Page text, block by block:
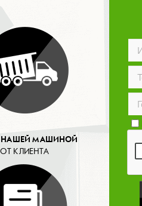
НАШЕЙ МАШИНОЙ
ОТ КЛИЕНТА